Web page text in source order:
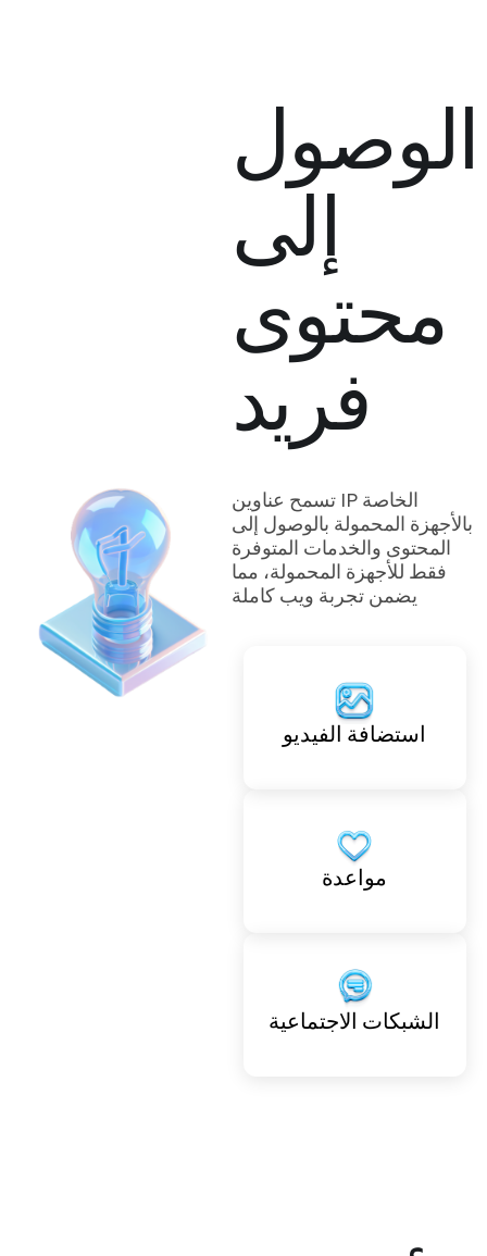
الوصول
إلى
محتوى
فريد
تسمح عناوين IP الخاصة
بالأجهزة المحمولة بالوصول إلى
المحتوى والخدمات المتوفرة
فقط للأجهزة المحمولة، مما
يضمن تجربة ويب كاملة
استضافة الفيديو
مواعدة
الشبكات الاجتماعية